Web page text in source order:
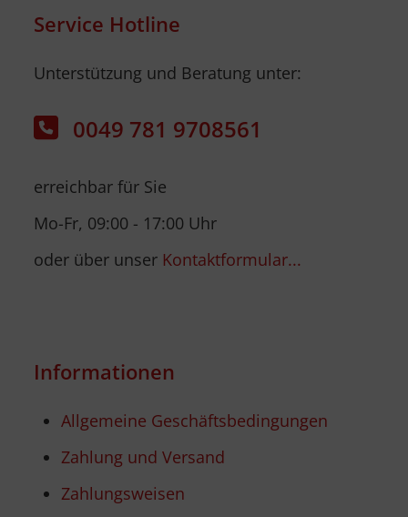
Service Hotline
Unterstützung und Beratung unter:
0049 781 9708561
erreichbar für Sie
Mo-Fr, 09:00 - 17:00 Uhr
oder über unser Kontaktformular...
Informationen
Allgemeine Geschäftsbedingungen
Zahlung und Versand
Zahlungsweisen